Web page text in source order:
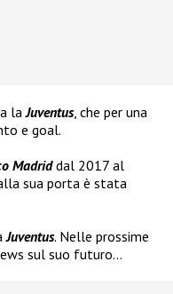
laJuventus, che per una
e goal.
Madriddal 2017 al
sua porta è stata
Juventus. Nelle prossime
sul suo futuro…